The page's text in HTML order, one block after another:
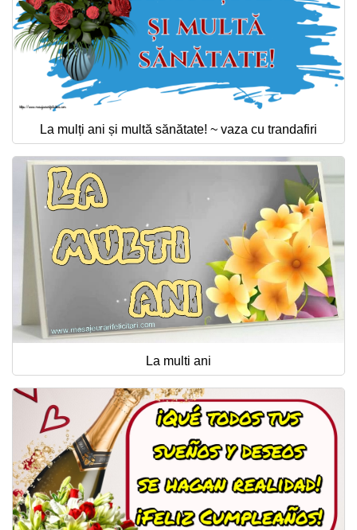
La mulți ani și multă sănătate! ~ vaza cu trandafiri
La multi ani